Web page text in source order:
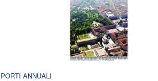
ANNUALI